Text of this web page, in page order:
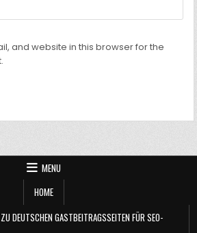
and website in this browser for the
MENU
HOME
DEUTSCHEN GASTBEITRAGSSEITEN FÜR SEO-